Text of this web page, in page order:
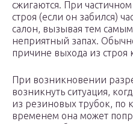
сжигаются. При
строя (если он забился)
салон, вызывая тем
неприятный запах.
причине выхода из строя
При возникновении
возникнуть ситуация,
из резиновых трубок, по
временем она может